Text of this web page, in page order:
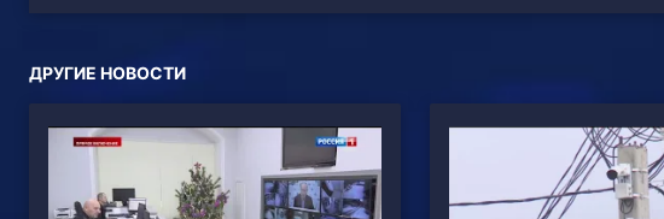
ДРУГИЕ НОВОСТИ